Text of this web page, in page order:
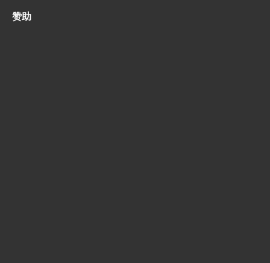
赞助